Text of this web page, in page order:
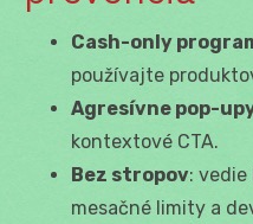
Cash-only
používajte
Agresívne pop-
kontextové CTA.
Bez stropov: vedie
mesačné limity a